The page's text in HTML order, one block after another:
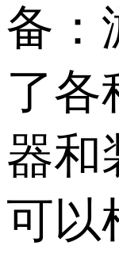
备：
了各
器和
可以